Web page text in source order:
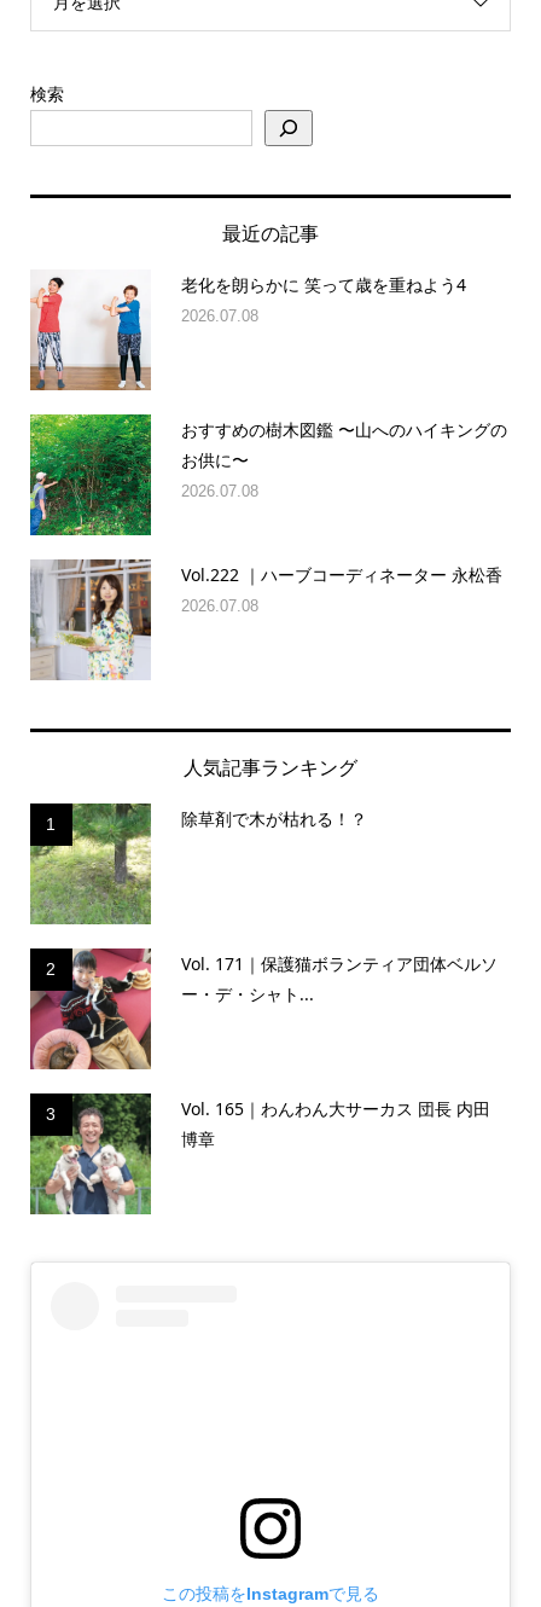
検索
最近の記事
老化を朗らかに 笑って歳を重ねよう4
2026.07.08
おすすめの樹木図鑑 〜山へのハイキングの
お供に〜
2026.07.08
Vol.222 ｜ハーブコーディネーター 永松香
2026.07.08
人気記事ランキング
1 除草剤で木が枯れる！？
2
Vol. 171｜保護猫ボランティア団体ベルソ
ー・デ・シャト...
3
Vol. 165｜わんわん大サーカス 団長 内田
博章
この投稿をInstagramで見る